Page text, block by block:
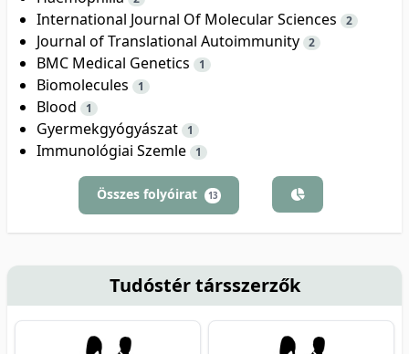
International Journal Of Molecular Sciences 2
Journal of Translational Autoimmunity 2
BMC Medical Genetics 1
Biomolecules 1
Blood 1
Gyermekgyógyászat 1
Immunológiai Szemle 1
Összes folyóirat 13
Tudóstér társszerzők